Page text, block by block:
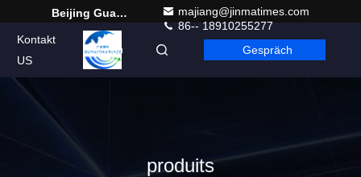
Beijing Guangtian Runze Technology Co., Ltd.
majiang@jinmatimes.com
86-- 18910255277
Kontakt
US
German Gespräch
produits